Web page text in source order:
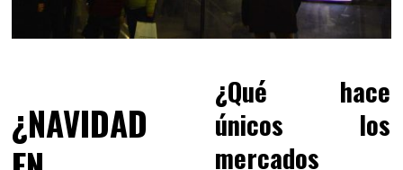
¿NAVIDAD
¿Qué hace
únicos los
mercados